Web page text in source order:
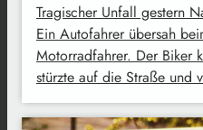
Tragischer Unfall gestern
Ein Autofahrer übersah
Motorradfahrer. Der Biker
stürzte auf die Straße und